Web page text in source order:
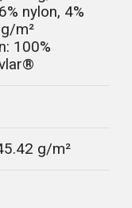
nylon, 4%
m²
100%
g/m²